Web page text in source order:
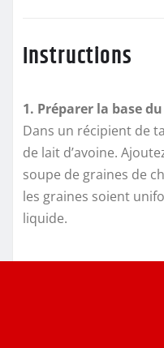
Instructions
1. Préparer la base
Dans un récipient de
de lait d’avoine.
soupe de graines de
les graines soient
liquide.